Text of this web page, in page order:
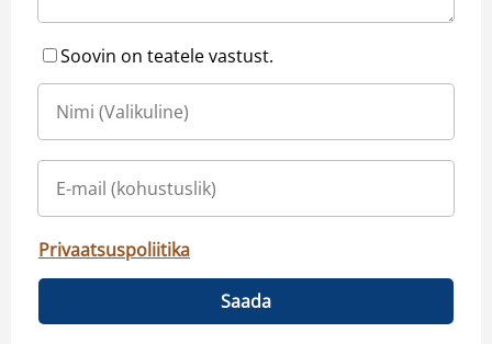
Soovin on teatele vastust.
Privaatsuspoliitika
Saada